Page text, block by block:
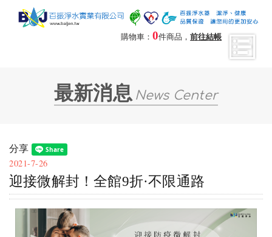
購物車： 0件商品， 前往結帳
最新消息 News Center
分享
2021-7-26
迎接微解封！全館9折·不限通路